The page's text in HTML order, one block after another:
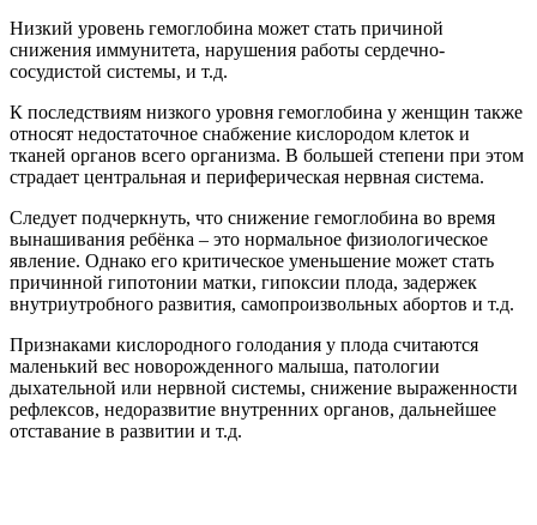
Низкий уровень гемоглобина может стать причиной
снижения иммунитета, нарушения работы сердечно-
сосудистой системы, и т.д.
К последствиям низкого уровня гемоглобина у женщин также
относят недостаточное снабжение кислородом клеток и
тканей органов всего организма. В большей степени при этом
страдает центральная и периферическая нервная система.
Следует подчеркнуть, что снижение гемоглобина во время
вынашивания ребёнка – это нормальное физиологическое
явление. Однако его критическое уменьшение может стать
причинной гипотонии матки, гипоксии плода, задержек
внутриутробного развития, самопроизвольных абортов и т.д.
Признаками кислородного голодания у плода считаются
маленький вес новорожденного малыша, патологии
дыхательной или нервной системы, снижение выраженности
рефлексов, недоразвитие внутренних органов, дальнейшее
отставание в развитии и т.д.